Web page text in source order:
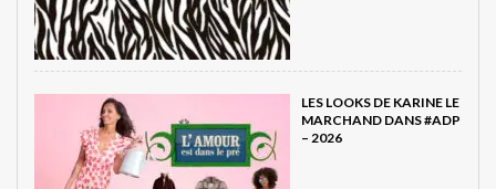
LES LOOKS DE KARINE LE
MARCHAND DANS #ADP
– 2026